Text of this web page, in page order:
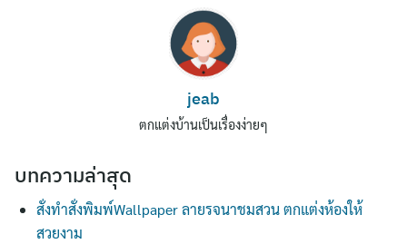
jeab
ตกแต่งบ้านเป็นเรื่องง่ายๆ
บทความล่าสุด
สั่งทำสั่งพิมพ์Wallpaper ลายรจนาชมสวน ตกแต่งห้องให้
สวยงาม